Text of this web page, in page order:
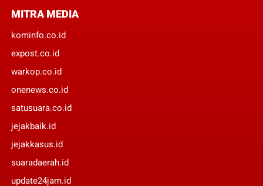
MITRA MEDIA
kominfo.co.id
expost.co.id
warkop.co.id
onenews.co.id
satusuara.co.id
jejakbaik.id
jejakkasus.id
suaradaerah.id
update24jam.id